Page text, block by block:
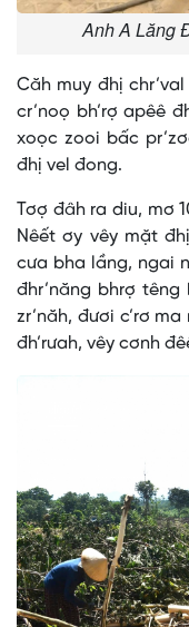
Anh A Lăng
Căh muy đhị
cr’noọ bh’rợ apêê
xoọc zooi bấc
đhị vel đong.
Tơợ đâh ra diu, mơ
Nêết ơy vêy mặt
cưa bha lầng, ngai
đhr’năng bhrợ têng
zr’năh, đươi c’rơ
đh’rưah, vêy cơnh